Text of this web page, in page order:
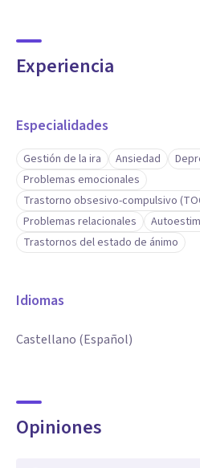
Experiencia
Especialidades
Gestión de la ira Ansiedad
Problemas emocionales
Trastorno obsesivo-compulsivo
Problemas relacionales
Trastornos del estado de ánimo
Idiomas
Castellano (Español)
Opiniones